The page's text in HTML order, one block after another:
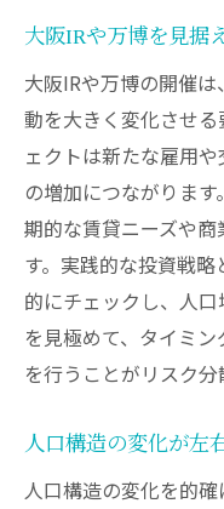
大阪IRや万博を見据
大阪IRや万博の開催
動を大きく変化させ
ェクトは新たな雇用
の増加につながりま
期的な賃貸ニーズや
す。実践的な投資戦
的にチェックし、人
を見極めて、タイミ
を行うことがリスク分
人口構造の変化が左
人口構造の変化を的